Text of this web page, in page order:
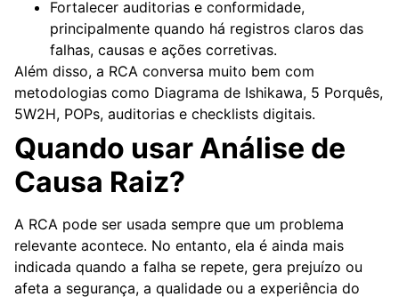
Fortalecer auditorias e conformidade,
principalmente quando há registros claros das
falhas, causas e ações corretivas.
Além disso, a RCA conversa muito bem com
metodologias como Diagrama de Ishikawa, 5 Porquês,
5W2H, POPs, auditorias e checklists digitais.
Quando usar Análise de
Causa Raiz?
A RCA pode ser usada sempre que um problema
relevante acontece. No entanto, ela é ainda mais
indicada quando a falha se repete, gera prejuízo ou
afeta a segurança, a qualidade ou a experiência do